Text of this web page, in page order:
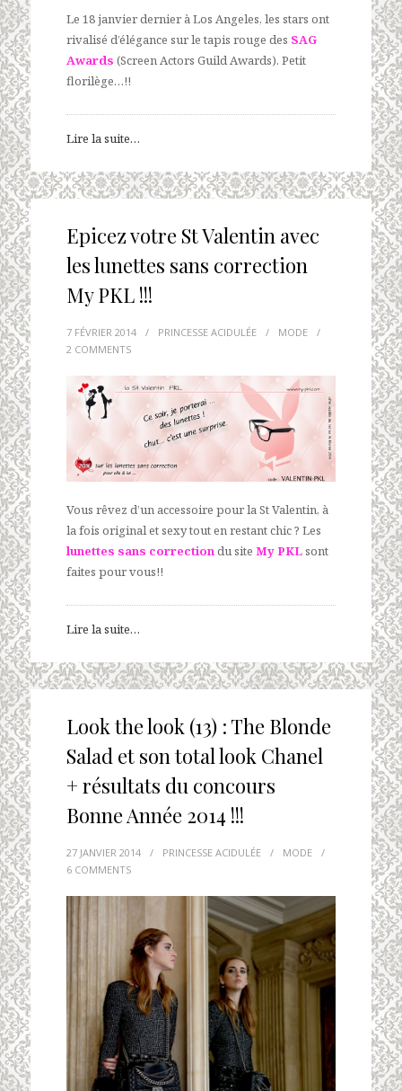
Le 18 janvier dernier à Los Angeles, les stars ont
rivalisé d’élégance sur le tapis rouge des SAG
Awards (Screen Actors Guild Awards). Petit
florilège…!!
Lire la suite…
Epicez votre St Valentin avec
les lunettes sans correction
My PKL !!!
7 FÉVRIER 2014 / PRINCESSE ACIDULÉE / MODE
/
2 COMMENTS
Vous rêvez d’un accessoire pour la St Valentin, à
la fois original et sexy tout en restant chic ? Les
lunettes sans correctiondu site My PKLsont
faites pour vous!!
Lire la suite…
Look the look (13) : The Blonde
Salad et son total look Chanel
+ résultats du concours
Bonne Année 2014 !!!
27 JANVIER 2014 / PRINCESSE ACIDULÉE / MODE
/
6 COMMENTS